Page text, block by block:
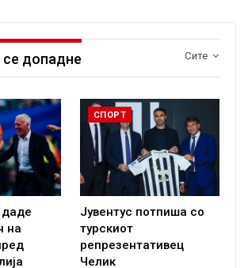
Сите
допадне
на
СПОРТ
Јувентус потпиша со
турскиот
репрезентативец
Челик